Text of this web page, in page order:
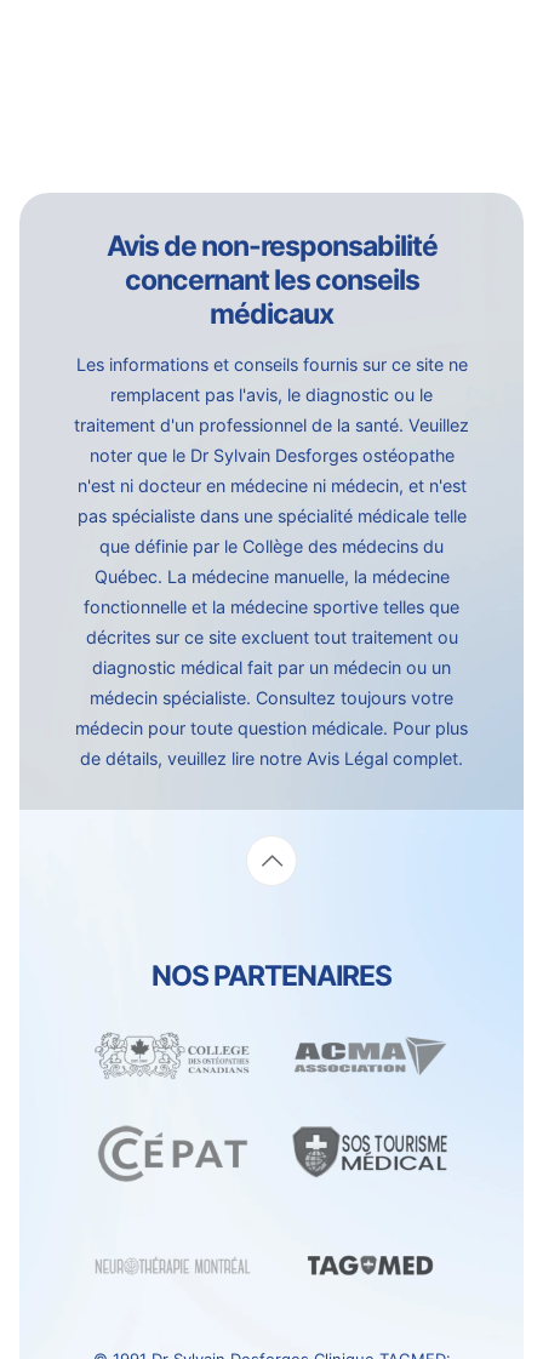
Avis de non-responsabilité
concernant les conseils
médicaux
Les informations et conseils fournis sur ce site ne
remplacent pas l'avis, le diagnostic ou le
traitement d'un professionnel de la santé. Veuillez
noter que le Dr Sylvain Desforges ostéopathe
n'est ni docteur en médecine ni médecin, et n'est
pas spécialiste dans une spécialité médicale telle
que définie par le Collège des médecins du
Québec. La médecine manuelle, la médecine
fonctionnelle et la médecine sportive telles que
décrites sur ce site excluent tout traitement ou
diagnostic médical fait par un médecin ou un
médecin spécialiste. Consultez toujours votre
médecin pour toute question médicale. Pour plus
de détails, veuillez lire notre Avis Légal complet.
NOS PARTENAIRES